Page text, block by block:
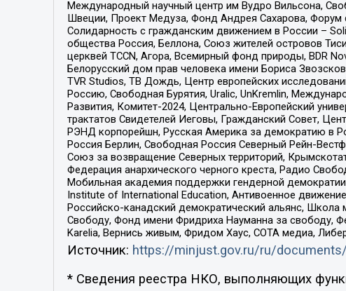
Международный научный центр им Вудро Вильсона,
Швеции, Проект Медуза, Фонд Андрея Сахарова,
Солидарность с гражданским движением в России –
общества Россия, Беллона, Союз жителей островов
церквей TCCN, Агора, Всемирный фонд природы, BDR
Белорусский дом прав человека имени Бориса
TVR Studios, ТВ Дождь, Центр европейских
Россию, Свободная Бурятия, Uralic, UnKremlin,
Развития, Комитет-2024, Центрально-Европейский
трактатов Свидетелей Иеговы, Гражданский Совет,
РЭНД корпорейшн, Русская Америка за демократию в
Россия Берлин, Свободная Россия Северный Рейн-
Союз за возвращение Северных территорий,
Федерация анархического черного креста, Радио
Мобильная академия поддержки гендерной
Institute of International Education, Антивоенное
Российско-канадский демократический альянс,
Свободу, Фонд имени Фридриха Науманна за свободу,
Karelia, Вернись живым, Фридом Хаус, СОТА медиа,
Источник: https://minjust.gov.ru/ru/
* Сведения реестра НКО, выполняющих